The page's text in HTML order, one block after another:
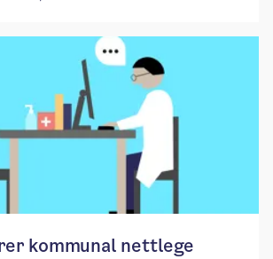
kommunal nettlege